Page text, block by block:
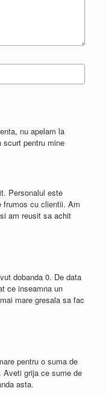
nu apelam la
scurt pentru mine
Personalul este
cu clientii. Am
am reusit sa achit
dobanda 0. De data
ce inseamna un
mare gresala sa fac
pentru o suma de
Aveti grija ce sume de
asta.